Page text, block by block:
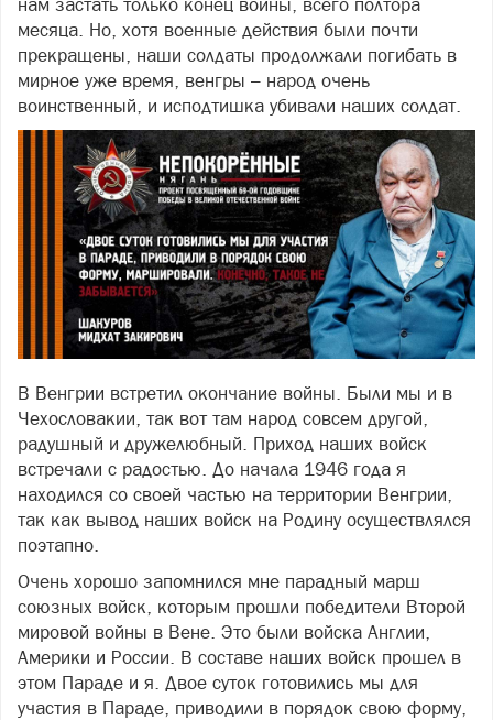
месяца. Но, хотя военные действия были почти
прекращены, наши солдаты продолжали погибать в
мирное уже время, венгры – народ очень
воинственный, и исподтишка убивали наших солдат.
В Венгрии встретил окончание войны. Были мы и в
Чехословакии, так вот там народ совсем другой,
радушный и дружелюбный. Приход наших войск
встречали с радостью. До начала 1946 года я
находился со своей частью на территории Венгрии,
так как вывод наших войск на Родину осуществлялся
поэтапно.
Очень хорошо запомнился мне парадный марш
союзных войск, которым прошли победители Второй
мировой войны в Вене. Это были войска Англии,
Америки и России. В составе наших войск прошел в
этом Параде и я. Двое суток готовились мы для
участия в Параде, приводили в порядок свою форму,